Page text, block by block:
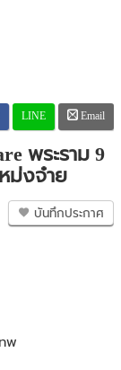
LINE Email
พระราม 9
ม่งจ๋าย
บันทึกประกาศ
พ